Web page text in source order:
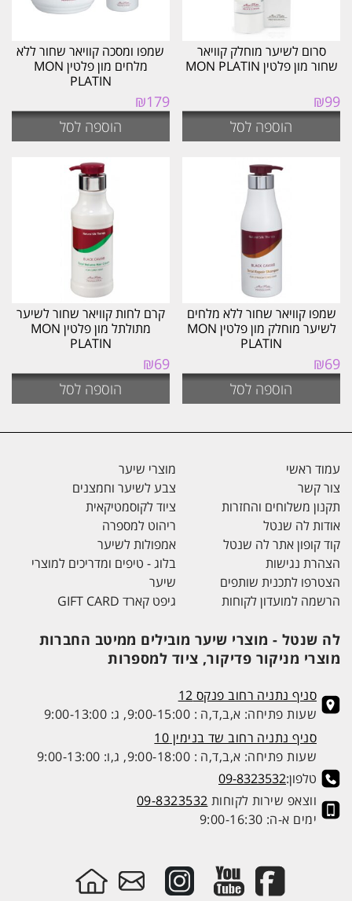
סרום לשיער מוחלק קוויאר
שחור מון פלטין MON PLATIN
₪99
הוספה לסל
שמפו ומסכה קוויאר שחור ללא
מלחים מון פלטין MON
PLATIN
₪179
הוספה לסל
שמפו קוויאר שחור ללא מלחים
לשיער מוחלק מון פלטין MON
PLATIN
₪69
הוספה לסל
קרם לחות קוויאר שחור לשיער
מתולתל מון פלטין MON
PLATIN
₪69
הוספה לסל
עמוד ראשי
צור קשר
תקנון משלוחים והחזרות
אודות לה שנטל
קוד קופון אתר לה שנטל
הצהרת נגישות
הצטרפו לתכנית שותפים
הרשמה למועדון לקוחות
מוצרי שיער
צבע לשיער וחמצנים
ציוד לקוסמטיקאית
ריהוט למספרה
אמפולות לשיער
בלוג - טיפים ומדריכים למוצרי
שיער
גיפט קארד GIFT CARD
לה שנטל - מוצרי שיער מובילים ממיטב החברות
מוצרי מניקור פדיקור, ציוד למספרות
סניף נתניה רחוב פנקס 12
שעות פתיחה: א,ב,ד,ה : 9:00-15:00, ג: 9:00-13:00
סניף נתניה רחוב שד בנימין 10
שעות פתיחה: א,ב,ד,ה : 9:00-18:00, ג,ו: 9:00-13:00
טלפון:09-8323532
ווצאפ שירות לקוחות 09-8323532
ימים א-ה: 9:00-16:30